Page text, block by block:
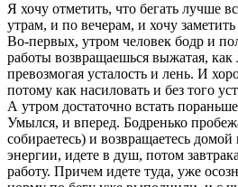
Я хочу отметить, что бегать лучше
утрам, и по вечерам, и хочу
Во-первых, утром человек бодр и
работы возвращаешься выжатая, как
превозмогая усталость и лень. И
потому как насиловать и без того
А утром достаточно встать
Умылся, и вперед. Бодренько
собираетесь) и возвращаетесь
энергии, идете в душ, потом
работу. Причем идете туда, уже